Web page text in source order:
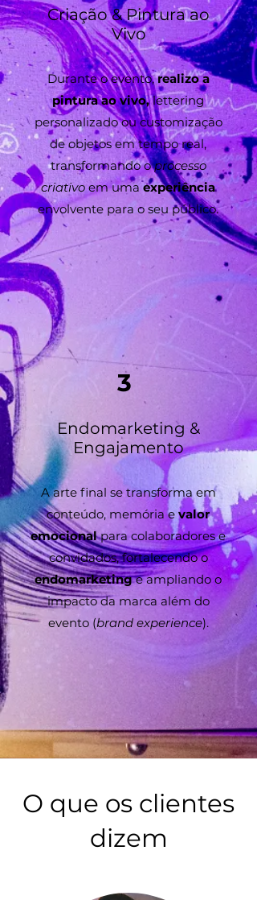
Criação & Pintura ao
Vivo
Durante o evento,realizo a
pintura ao vivo,lettering
personalizado ou customização
de objetos em tempo real,
transformando oprocesso
criativoem umaexperiência
envolvente para o seu público.
3
Endomarketing &
Engajamento
A arte final se transforma em
conteúdo, memória e valor
emocionalpara colaboradores e
convidados, fortalecendo o
endomarketinge ampliando o
impacto da marca além do
evento (brand experience).
O que os clientes
dizem